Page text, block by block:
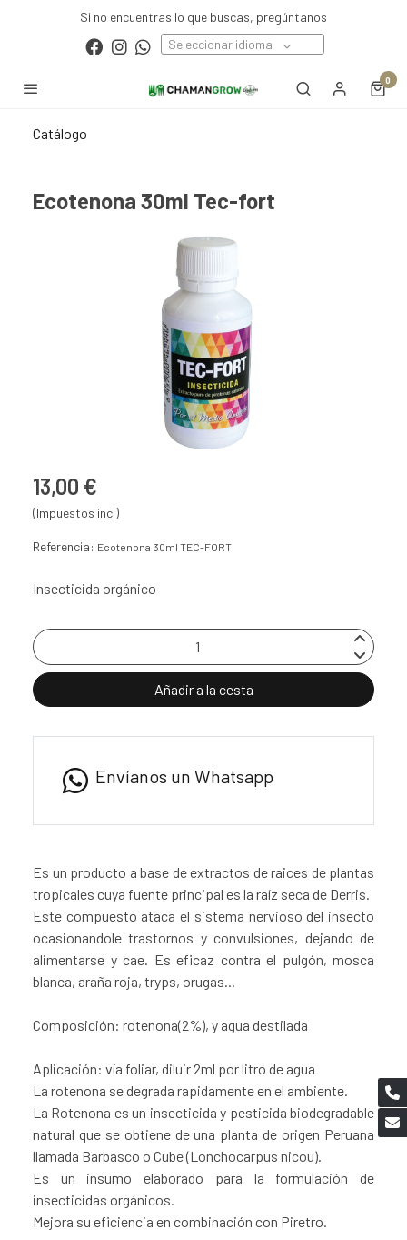
Si no encuentras lo que buscas, pregúntanos
Seleccionar idioma
0
Catálogo
Ecotenona 30ml Tec-fort
13,00 €
(Impuestos incl)
Referencia: Ecotenona 30ml TEC-FORT
Insecticida orgánico
Añadir a la cesta
Envíanos un Whatsapp
Es un producto a base de extractos de raices de plantas
tropicales cuya fuente principal es la raíz seca de Derris.
Este compuesto ataca el sistema nervioso del insecto
ocasionandole trastornos y convulsiones, dejando de
alimentarse y cae. Es eficaz contra el pulgón, mosca
blanca, araña roja, tryps, orugas...
Composición: rotenona(2%), y agua destilada
Aplicación: vía foliar, diluir 2ml por litro de agua
La rotenona se degrada rapidamente en el ambiente.
La Rotenona es un insecticida y pesticida biodegradable
natural que se obtiene de una planta de origen Peruana
llamada Barbasco o Cube (Lonchocarpus nicou).
Es un insumo elaborado para la formulación de
insecticidas orgánicos.
Mejora su eficiencia en combinación con Piretro.